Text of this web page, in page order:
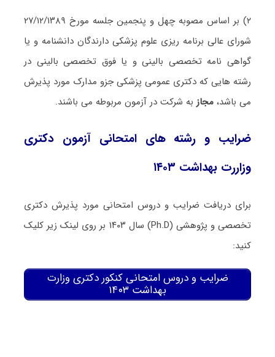
۲) بر اساس مصوبه چهل و پنجمین جلسه مورخ ۲۷/۱۲/۱۳۸۹
شورای عالی برنامه ریزی علوم پزشکی دارندگان دانشنامه و یا
گواهی نامه تخصصی بالینی و یا فوق تخصصی بالینی در
رشته هایی که دکتری عمومی پزشکی جزو مدارک مورد پذیرش
می باشد، مجازبه شرکت در آزمون مربوطه می باشند.
ضرایب و رشته های امتحانی آزمون دکتری
وزاررت بهداشت ۱۴۰۳
برای دریافت ضرایب و دروس امتحانی مورد پذیرش دکتری
تخصصی و پژوهشی (Ph.D) سال ۱۴۰۳ بر روی لینک زیر کلیک
کنید:
ضرایب و دروس امتحانی کنکور دکتری وزارت
بهداشت ۱۴۰۳